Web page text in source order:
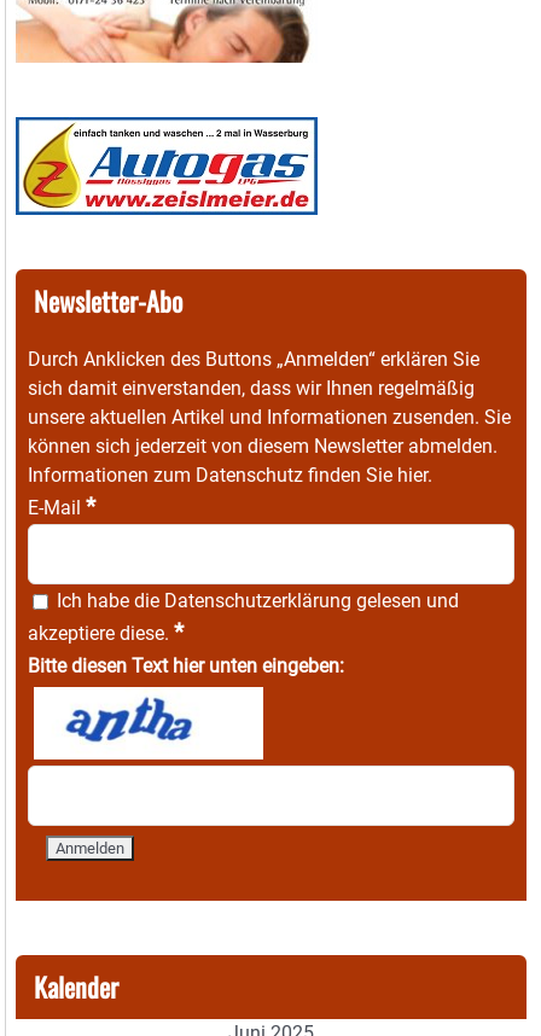
Newsletter-Abo
Durch Anklicken des Buttons „Anmelden“ erklären Sie
sich damit einverstanden, dass wir Ihnen regelmäßig
unsere aktuellen Artikel und Informationen zusenden. Sie
können sich jederzeit von diesem Newsletter abmelden.
Informationen zum Datenschutz finden Sie hier.
E-Mail *
Ich habe die Datenschutzerklärung gelesen und
akzeptiere diese. *
Bitte diesen Text hier unten eingeben:
Kalender